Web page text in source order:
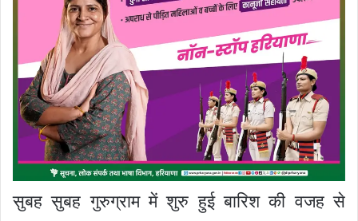
सुबह सुबह गुरुग्राम में शुरु हुई बारिश की वजह से